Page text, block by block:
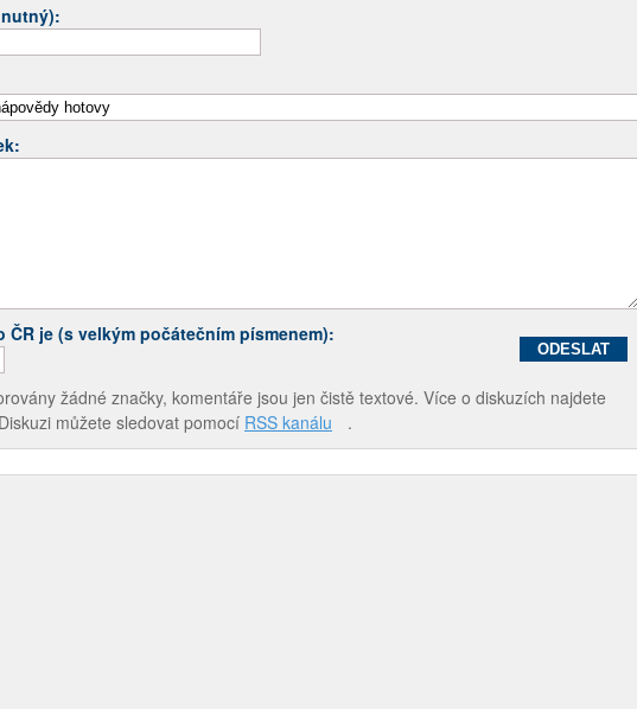
ČR je (s velkým počátečním písmenem):
žádné značky, komentáře jsou jen čistě textové. Více o diskuzích najdete
můžete sledovat pomocí RSS kanálu .